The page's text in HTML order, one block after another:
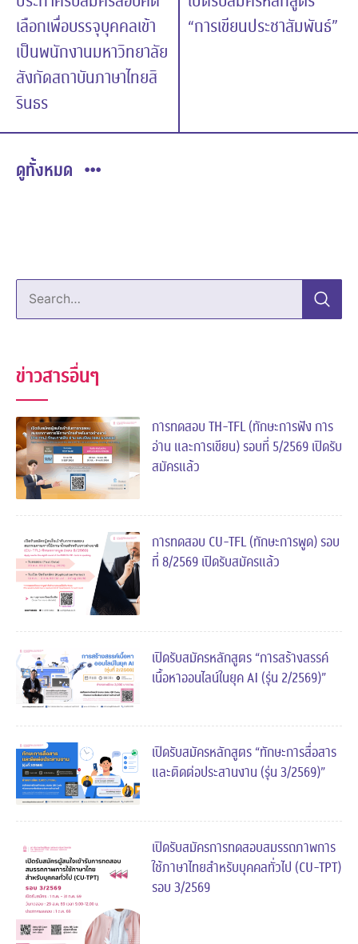
เลือกเพื่อบรรจุบุคคลเข้า
เป็นพนักงานมหาวิทยาลัย
สังกัดสถาบันภาษาไทยสิ
รินธร
“การเขียนประชาสัมพันธ์”
ดูทั้งหมด
Search…
ข่าวสารอื่นๆ
การทดสอบ TH-TFL (ทักษะการฟัง การ
อ่าน และการเขียน) รอบที่ 5/2569 เปิดรับ
สมัครแล้ว
การทดสอบ CU-TFL (ทักษะการพูด) รอบ
ที่ 8/2569 เปิดรับสมัครแล้ว
เปิดรับสมัครหลักสูตร “การสร้างสรรค์
เนื้อหาออนไลน์ในยุค AI (รุ่น 2/2569)”
เปิดรับสมัครหลักสูตร “ทักษะการสื่อสาร
และติดต่อประสานงาน (รุ่น 3/2569)”
เปิดรับสมัครการทดสอบสมรรถภาพการ
ใช้ภาษาไทยสำหรับบุคคลทั่วไป (CU-TPT)
รอบ 3/2569